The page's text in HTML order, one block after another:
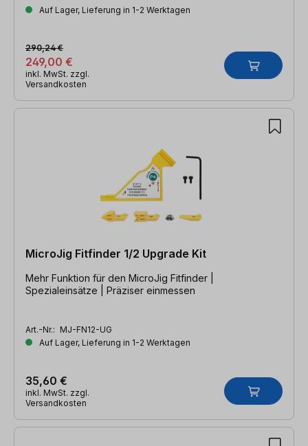
Auf Lager, Lieferung in 1-2 Werktagen
249,00 €
290,24 €
inkl. MwSt. zzgl.
Versandkosten
MicroJig Fitfinder 1/2 Upgrade Kit
Mehr Funktion für den MicroJig Fitfinder |
Spezialeinsätze | Präziser einmessen
Art.-Nr.: MJ-FN12-UG
Auf Lager, Lieferung in 1-2 Werktagen
35,60 €
inkl. MwSt. zzgl.
Versandkosten